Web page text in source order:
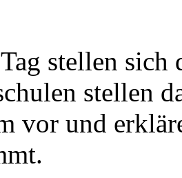
stellen
stellen
vor und